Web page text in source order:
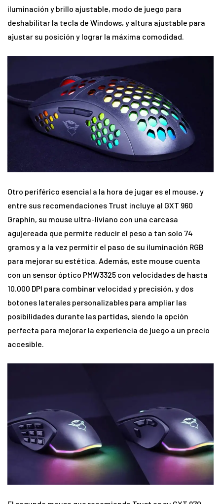
iluminación y brillo ajustable, modo de juego para
deshabilitar la tecla de Windows, y altura ajustable para
ajustar su posición y lograr la máxima comodidad.
Otro periférico esencial a la hora de jugar es el mouse, y
entre sus recomendaciones Trust incluye al GXT 960
Graphin, su mouse ultra-liviano con una carcasa
agujereada que permite reducir el peso a tan solo 74
gramos y a la vez permitir el paso de su iluminación RGB
para mejorar su estética. Además, este mouse cuenta
con un sensor óptico PMW3325 con velocidades de hasta
10.000 DPI para combinar velocidad y precisión, y dos
botones laterales personalizables para ampliar las
posibilidades durante las partidas, siendo la opción
perfecta para mejorar la experiencia de juego a un precio
accesible.